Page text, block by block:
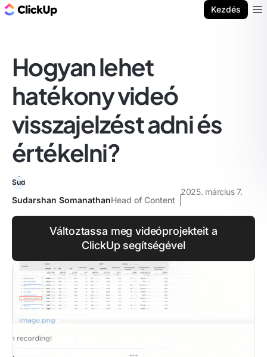
Kezdés
Hogyan lehet
hatékony videó
visszajelzést adni és
értékelni?
Sudarshan SomanathanHead of Content
2025. március 7.
Változtassa meg videóprojekteit a
ClickUp segítségével